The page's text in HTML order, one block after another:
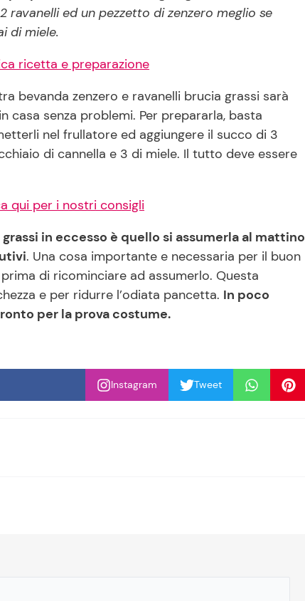
2 ravanelli ed un pezzetto di zenzero meglio se
di miele.
ricetta e preparazione
bevanda zenzero e ravanelli brucia grassi sarà
casa senza problemi. Per prepararla, basta
nel frullatore ed aggiungere il succo di 3
di cannella e 3 di miele. Il tutto deve essere
qui per i nostri consigli
in eccesso è quello si assumerla al mattino
. Una cosa importante e necessaria per il buon
di ricominciare ad assumerlo. Questa
e per ridurre l’odiata pancetta. In poco
per la prova costume.
Instagram Tweet